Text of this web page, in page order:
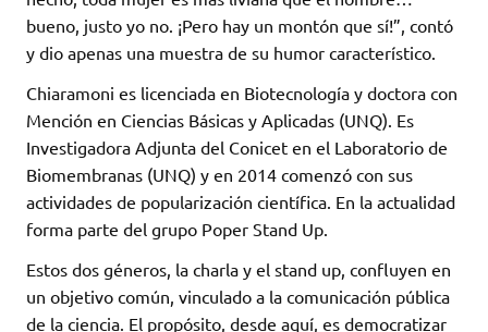
bueno, justo yo no. ¡Pero hay un montón que sí!”, contó
y dio apenas una muestra de su humor característico.
Chiaramoni es licenciada en Biotecnología y doctora con
Mención en Ciencias Básicas y Aplicadas (UNQ). Es
Investigadora Adjunta del Conicet en el Laboratorio de
Biomembranas (UNQ) y en 2014 comenzó con sus
actividades de popularización científica. En la actualidad
forma parte del grupo Poper Stand Up.
Estos dos géneros, la charla y el stand up, confluyen en
un objetivo común, vinculado a la comunicación pública
de la ciencia. El propósito, desde aquí, es democratizar